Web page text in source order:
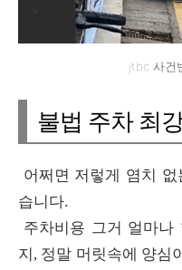
jtbc 사건
불법 주차 최
어쩌면 저렇게 염치
습니다.
주차비용 그거 얼마나
지, 정말 머릿속에 양심